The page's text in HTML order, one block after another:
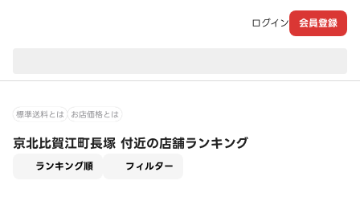
ログイン 会員登録
標準送料とは お店価格とは
京北比賀江町長塚 付近の店舗ランキング
ランキング順 フィルター